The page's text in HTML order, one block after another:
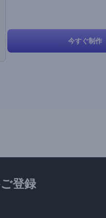
今すぐ制作
登録